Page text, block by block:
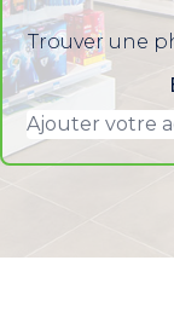
Trouver une